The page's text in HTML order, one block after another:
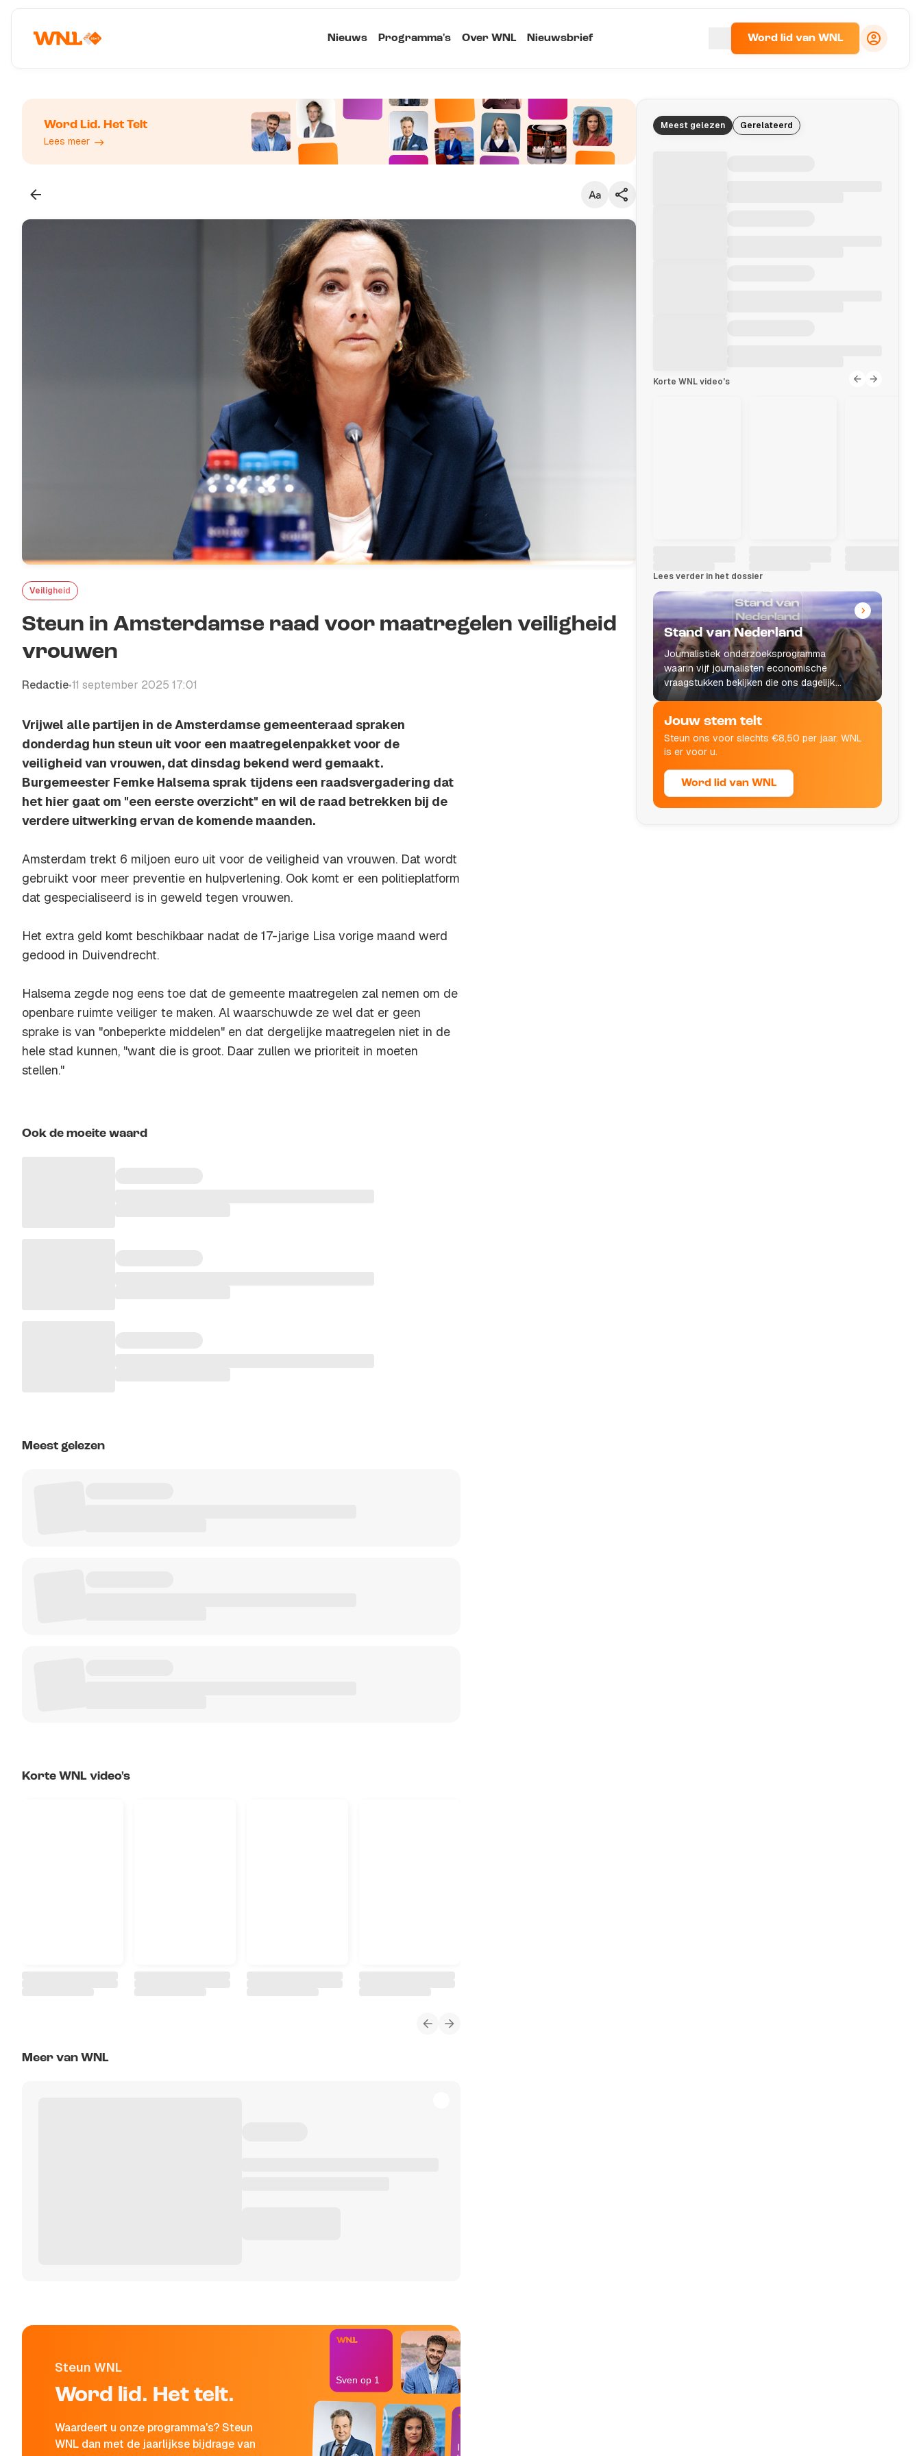
Nieuws Programma's Over WNL Nieuwsbrief Word lid van WNL
Word Lid. Het Telt
Lees meer
Veiligheid
Steun in Amsterdamse raad voor maatregelen veiligheid
vrouwen
Redactie•11 september 2025 17:01
Vrijwel alle partijen in de Amsterdamse gemeenteraad spraken
donderdag hun steun uit voor een maatregelenpakket voor de
veiligheid van vrouwen, dat dinsdag bekend werd gemaakt.
Burgemeester Femke Halsema sprak tijdens een raadsvergadering dat
het hier gaat om "een eerste overzicht" en wil de raad betrekken bij de
verdere uitwerking ervan de komende maanden.
Amsterdam trekt 6 miljoen euro uit voor de veiligheid van vrouwen. Dat wordt
gebruikt voor meer preventie en hulpverlening. Ook komt er een politieplatform
dat gespecialiseerd is in geweld tegen vrouwen.
Het extra geld komt beschikbaar nadat de 17-jarige Lisa vorige maand werd
gedood in Duivendrecht.
Halsema zegde nog eens toe dat de gemeente maatregelen zal nemen om de
openbare ruimte veiliger te maken. Al waarschuwde ze wel dat er geen
sprake is van "onbeperkte middelen" en dat dergelijke maatregelen niet in de
hele stad kunnen, "want die is groot. Daar zullen we prioriteit in moeten
stellen."
Ook de moeite waard
Meest gelezen
Korte WNL video's
Meer van WNL
Steun WNL
Word lid. Het telt.
Waardeert u onze programma's? Steun
WNL dan met de jaarlijkse bijdrage van
In de
Sven op 1
Meest gelezen Gerelateerd
Korte WNL video's
Lees verder in het dossier
Stand van Nederland
Journalistiek onderzoeksprogramma
waarin vijf journalisten economische
vraagstukken bekijken die ons dagelijks
leven raken.
Jouw stem telt
Steun ons voor slechts €8,50 per jaar. WNL
is er voor u.
Word lid van WNL